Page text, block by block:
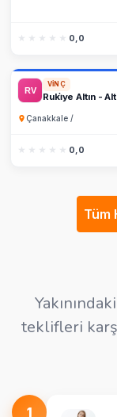
★★★★★
★★★★★ 0,0
VINÇ
Ruki̇ye Altın -
Çanakkale /
★★★★★
★★★★★ 0,0
Tüm
teklifleri
1